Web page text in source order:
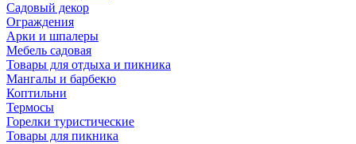
Садовый декор
Ограждения
Арки и шпалеры
Мебель садовая
Товары для отдыха и пикника
Мангалы и барбекю
Коптильни
Термосы
Горелки туристические
Товары для пикника